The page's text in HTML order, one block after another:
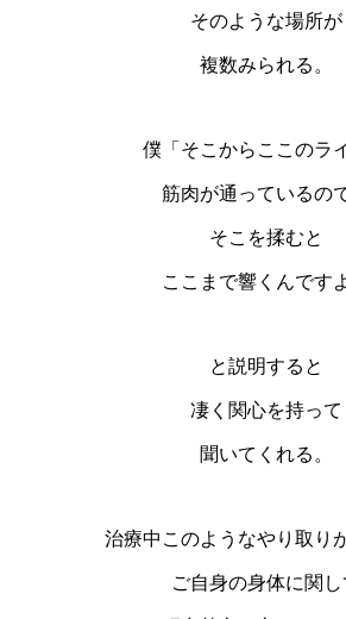
そのような場所が
複数みられる。
僕「そこからここのラ
筋肉が通っているの
そこを揉むと
ここまで響くんです
と説明すると
凄く関心を持って
聞いてくれる。
治療中このようなやり取り
ご自身の身体に関し